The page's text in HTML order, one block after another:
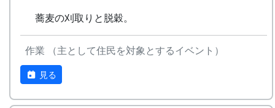
メニュー : 岩座神特産の「石垣茶」、梅ジュ
ース、リンゴジュースなどの飲料と、棚田米
コシヒカリのおにぎりを準備しています。
主催 : 岩座神地域協議会
問い合せ : 会長 XXXX 999-9999-9999
蕎麦の刈取りと脱穀。
作業 （主として住民を対象とするイベント）
見る